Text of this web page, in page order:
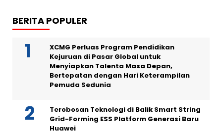
BERITA POPULER
XCMG Perluas Program Pendidikan
Kejuruan di Pasar Global untuk
Menyiapkan Talenta Masa Depan,
Bertepatan dengan Hari Keterampilan
Pemuda Sedunia
Terobosan Teknologi di Balik Smart String
Grid-Forming ESS Platform Generasi Baru
Huawei